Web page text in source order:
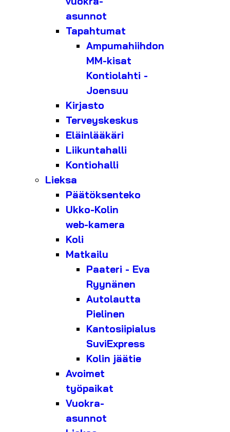
asunnot
Tapahtumat
Ampumahiihdon
MM-kisat
Kontiolahti -
Joensuu
Kirjasto
Terveyskeskus
Eläinlääkäri
Liikuntahalli
Kontiohalli
Lieksa
Päätöksenteko
Ukko-Kolin
web-kamera
Koli
Matkailu
Paateri - Eva
Ryynänen
Autolautta
Pielinen
Kantosiipialus
SuviExpress
Kolin jäätie
Avoimet
työpaikat
Vuokra-
asunnot